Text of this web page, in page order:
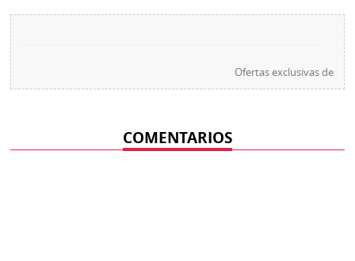
Ofertas exclusivas de
COMENTARIOS